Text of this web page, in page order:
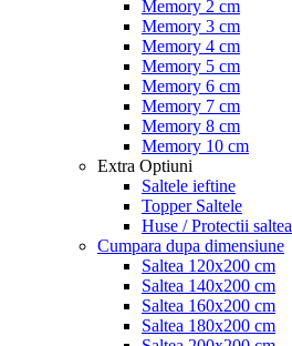
Memory 2 cm
Memory 3 cm
Memory 4 cm
Memory 5 cm
Memory 6 cm
Memory 7 cm
Memory 8 cm
Memory 10 cm
Extra Optiuni
Saltele ieftine
Topper Saltele
Huse / Protectii saltea
Cumpara dupa dimensiune
Saltea 120x200 cm
Saltea 140x200 cm
Saltea 160x200 cm
Saltea 180x200 cm